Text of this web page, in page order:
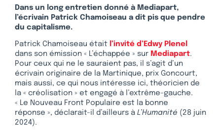
Dans un long entretien donné à Mediapart,
l’écrivain Patrick Chamoiseau a dit pis que pendre
du capitalisme.
Patrick Chamoiseau était l’invité d’Edwy Plenel
dans son émission « L’échappée » sur Mediapart.
Pour ceux qui ne le sauraient pas, il s’agit d’un
écrivain originaire de la Martinique, prix Goncourt,
mais aussi, ce qui nous intéresse ici, théoricien de
la « créolisation » et engagé à l’extrême-gauche.
« Le Nouveau Front Populaire est la bonne
réponse », déclarait-il d’ailleurs à L’Humanité (28 juin
2024).